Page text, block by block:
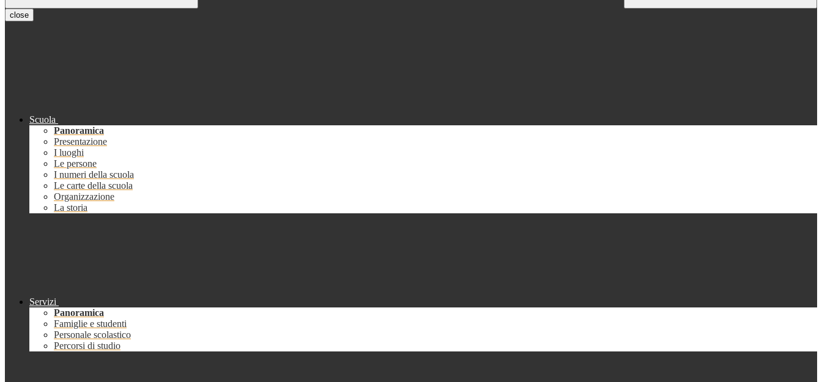
close
Scuola
Panoramica
Presentazione
I luoghi
Le persone
I numeri della scuola
Le carte della scuola
Organizzazione
La storia
Servizi
Panoramica
Famiglie e studenti
Personale scolastico
Percorsi di studio